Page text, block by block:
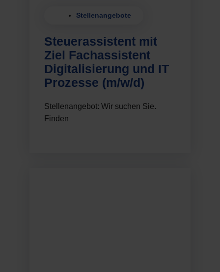
Stellenangebote
Steuerassistent mit
Ziel Fachassistent
Digitalisierung und IT
Prozesse (m/w/d)
Stellenangebot: Wir suchen Sie.
Finden